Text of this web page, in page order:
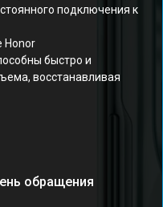
подключения к
Honor
быстро и
восстанавливая
обращения